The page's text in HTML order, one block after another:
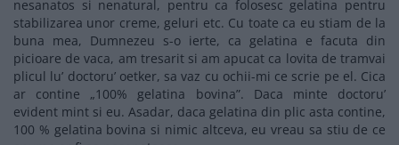
nesanatos si nenatural, pentru ca folosesc gelatina pentru
stabilizarea unor creme, geluri etc. Cu toate ca eu stiam de la
buna mea, Dumnezeu s-o ierte, ca gelatina e facuta din
picioare de vaca, am tresarit si am apucat ca lovita de tramvai
plicul lu’ doctoru’ oetker, sa vaz cu ochii-mi ce scrie pe el. Cica
ar contine „100% gelatina bovina”. Daca minte doctoru’
evident mint si eu. Asadar, daca gelatina din plic asta contine,
100 % gelatina bovina si nimic altceva, eu vreau sa stiu de ce